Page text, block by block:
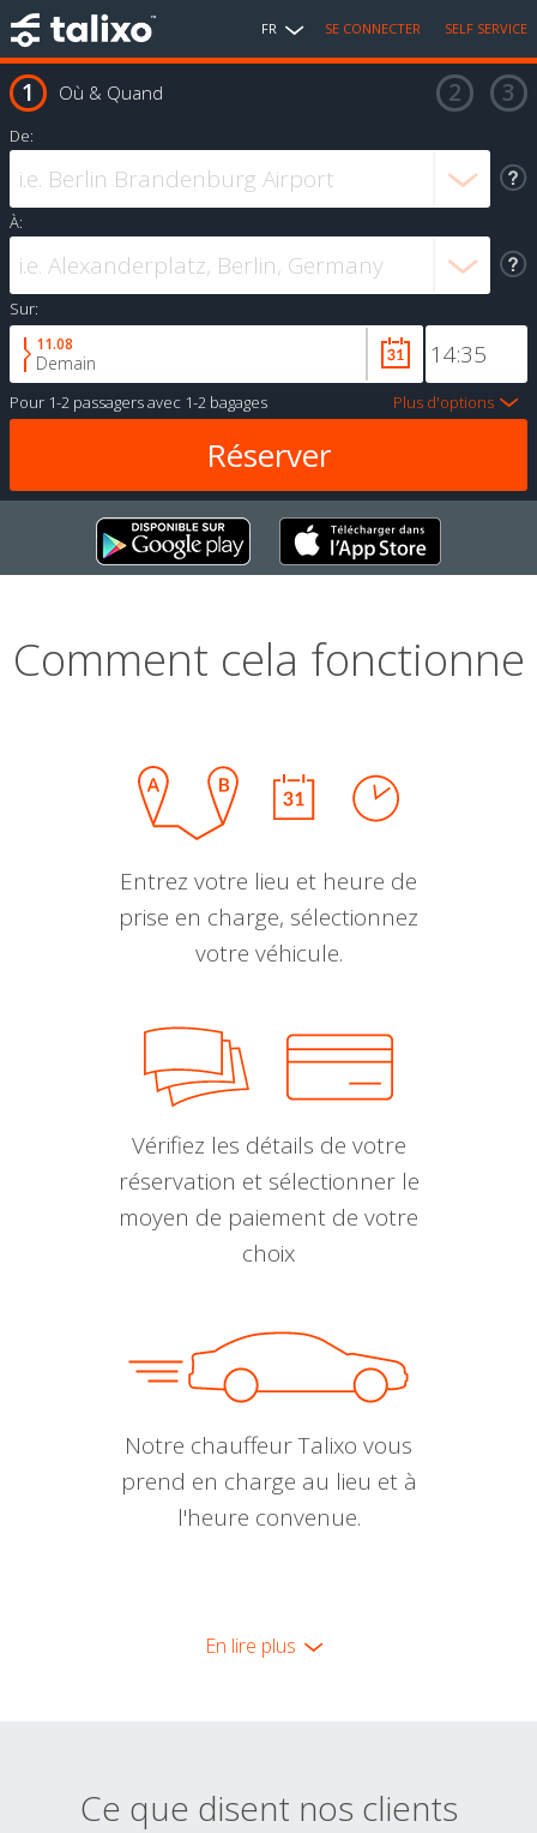
FR SE CONNECTER SELF SERVICE
Où & Quand
De:
À:
Sur:
11.08
Demain
Pour 1-2 passagersavec 1-2 bagages Plus d'options
Comment cela fonctionne
Entrez votre lieu et heure de
prise en charge, sélectionnez
votre véhicule.
Vérifiez les détails de votre
réservation et sélectionner le
moyen de paiement de votre
choix
Notre chauffeur Talixo vous
prend en charge au lieu et à
l'heure convenue.
En lire plus
Ce que disent nos clients